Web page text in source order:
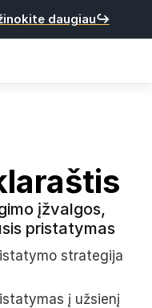
daugiau↪
gti
is
įžvalgos,
pristatymas
strategija
į užsienį